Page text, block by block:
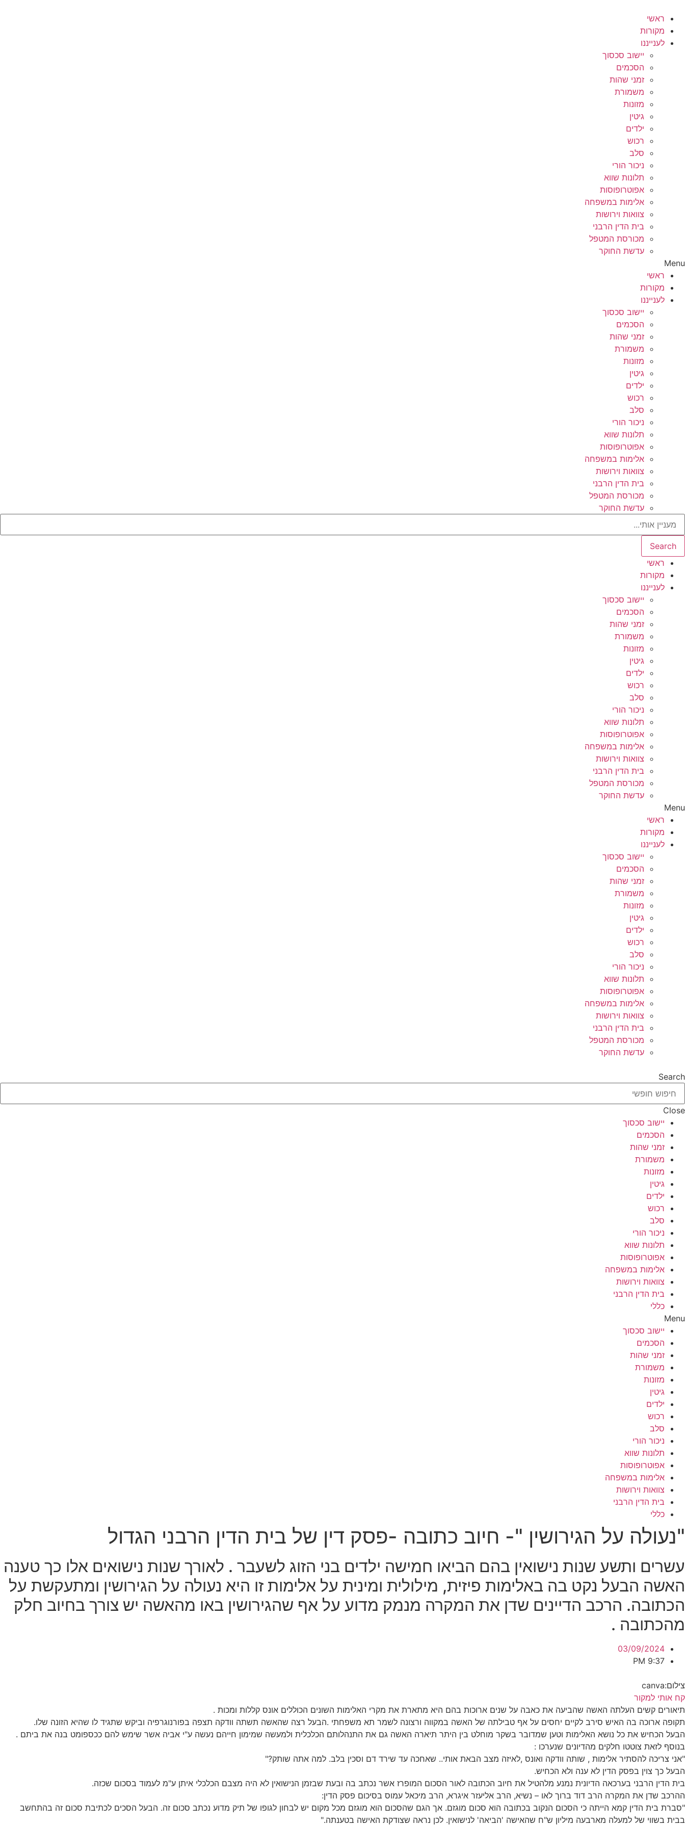
לתוכן
ראשי
מקורות
לענייננו
יישוב סכסוך
הסכמים
זמני שהות
משמורת
מזונות
גיטין
ילדים
רכוש
סלב
ניכור הורי
תלונות שווא
אפוטרופוסות
אלימות במשפחה
צוואות וירושות
בית הדין הרבני
מכורסת המטפל
עדשת החוקר
Menu
ראשי
מקורות
לענייננו
יישוב סכסוך
הסכמים
זמני שהות
משמורת
מזונות
גיטין
ילדים
רכוש
סלב
ניכור הורי
תלונות שווא
אפוטרופוסות
אלימות במשפחה
צוואות וירושות
בית הדין הרבני
מכורסת המטפל
עדשת החוקר
Search
ראשי
מקורות
לענייננו
יישוב סכסוך
הסכמים
זמני שהות
משמורת
מזונות
גיטין
ילדים
רכוש
סלב
ניכור הורי
תלונות שווא
אפוטרופוסות
אלימות במשפחה
צוואות וירושות
בית הדין הרבני
מכורסת המטפל
עדשת החוקר
Menu
ראשי
מקורות
לענייננו
יישוב סכסוך
הסכמים
זמני שהות
משמורת
מזונות
גיטין
ילדים
רכוש
סלב
ניכור הורי
תלונות שווא
אפוטרופוסות
אלימות במשפחה
צוואות וירושות
בית הדין הרבני
מכורסת המטפל
עדשת החוקר
Search
Close
יישוב סכסוך
הסכמים
זמני שהות
משמורת
מזונות
גיטין
ילדים
רכוש
סלב
ניכור הורי
תלונות שווא
אפוטרופוסות
אלימות במשפחה
צוואות וירושות
בית הדין הרבני
כללי
Menu
יישוב סכסוך
הסכמים
זמני שהות
משמורת
מזונות
גיטין
ילדים
רכוש
סלב
ניכור הורי
תלונות שווא
אפוטרופוסות
אלימות במשפחה
צוואות וירושות
בית הדין הרבני
כללי
"נעולה על הגירושין "- חיוב כתובה -פסק דין של בית הדין הרבני הגדול
עשרים ותשע שנות נישואין בהם הביאו חמישה ילדים בני הזוג לשעבר . לאורך שנות נישואים אלו כך טענה
האשה הבעל נקט בה באלימות פיזית, מילולית ומינית על אלימות זו היא נעולה על הגירושין ומתעקשת על
הכתובה. הרכב הדיינים שדן את המקרה מנמק מדוע על אף שהגירושין באו מהאשה יש צורך בחיוב חלק
מהכתובה .
03/09/2024
9:37 PM
צילום:canva
קח אותי למקור
תיאורים קשים העלתה האשה שהביעה את כאבה על שנים ארוכות בהם היא מתארת את מקרי האלימות השונים הכוללים אונס קללות ומכות .
תקופה ארוכה בה האיש סירב לקיים יחסים על אף טבילתה של האשה במקווה ורצונה לשמר תא משפחתי .הבעל רצה שהאשה תשתה וודקה תצפה בפורנוגרפיה וביקש שתגיד לו שהיא הזונה שלו.
הבעל הכחיש את כל נושא האלימות וטען שמדובר בשקר מוחלט בין היתר תיארה האשה גם את התנהלותם הכלכלית ולמעשה שמימון חייהם נעשה ע"י אביה אשר שימש להם ככספומט בנה את ביתם .
בנוסף לזאת צוטטו חלקים מהדיונים שנערכו :
"אני צריכה להסתיר אלימות , שותה וודקה ואונס ,לאיזה מצב הבאת אותי.. שאחכה עד שירד דם וסכין בלב. למה אתה שותק?"
הבעל כך צוין בפסק הדין לא ענה ולא הכחיש.
בית הדין הרבני בערכאה הדיונית נמנע מלהטיל את חיוב הכתובה לאור הסכום המופרז אשר נכתב בה ובעת שבזמן הנישואין לא היה מצבם הכלכלי איתן ע"מ לעמוד בסכום שכזה.
ההרכב שדן את המקרה הרב דוד ברוך לאו – נשיא, הרב אליעזר איגרא, הרב מיכאל עמוס בסיכום פסק הדין:
"סברת בית הדין קמא הייתה כי הסכום הנקוב בכתובה הוא סכום מוגזם. אך הגם שהסכום הוא מוגזם מכל מקום יש לבחון לגופו של תיק מדוע נכתב סכום זה. הבעל הסכים לכתיבת סכום זה בהתחשב
בבית בשווי של למעלה מארבעה מיליון ש"ח שהאישה 'הביאה' לנישואין. לכן נראה שצודקת האישה בטענתה."